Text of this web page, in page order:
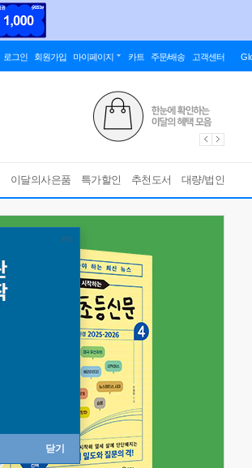
로그인 회원가입 마이페이지 카트 주문/배송 고객센터
이달의사은품 특가할인 추천도서 대량/법인
닫기